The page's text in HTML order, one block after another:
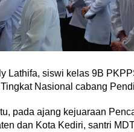
Lathifa, siswi kelas 9B
Nasional cabang
pada ajang kejuaraan
dan Kota Kediri, santri